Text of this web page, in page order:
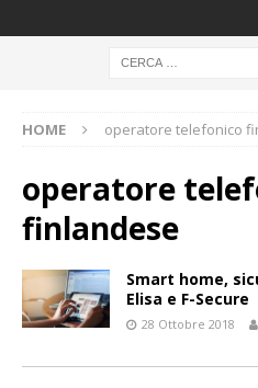
HOME operatore telefonico
operatore
finlandese
Smart home,
Elisa e F-Secure
28 Ottobre 2018